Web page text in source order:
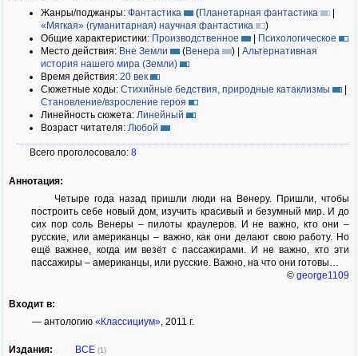
Жанры/поджанры: Фантастика (Планетарная фантастика
|
«Мягкая» (гуманитарная) научная фантастика
)
Общие характеристики: Производственное | Психологическое
Место действия: Вне Земли (Венера ) | Альтернативная
история нашего мира (Земли)
Время действия: 20 век
Сюжетные ходы: Стихийные бедствия, природные катаклизмы
|
Становление/взросление героя
Линейность сюжета: Линейный
Возраст читателя: Любой
Всего проголосовало: 8
Аннотация:
Четыре года назад пришли люди на Венеру. Пришли, чтобы
построить себе новый дом, изучить красивый и безумный мир. И до
сих пор соль Венеры – пилоты краулеров. И не важно, кто они –
русские, или американцы – важно, как они делают свою работу. Но
ещё важнее, когда им везёт с пассажирами. И не важно, кто эти
пассажиры – американцы, или русские. Важно, на что они готовы…
© george1109
Входит в:
— антологию «Классициум», 2011 г.
Издания: ВСЕ (1)